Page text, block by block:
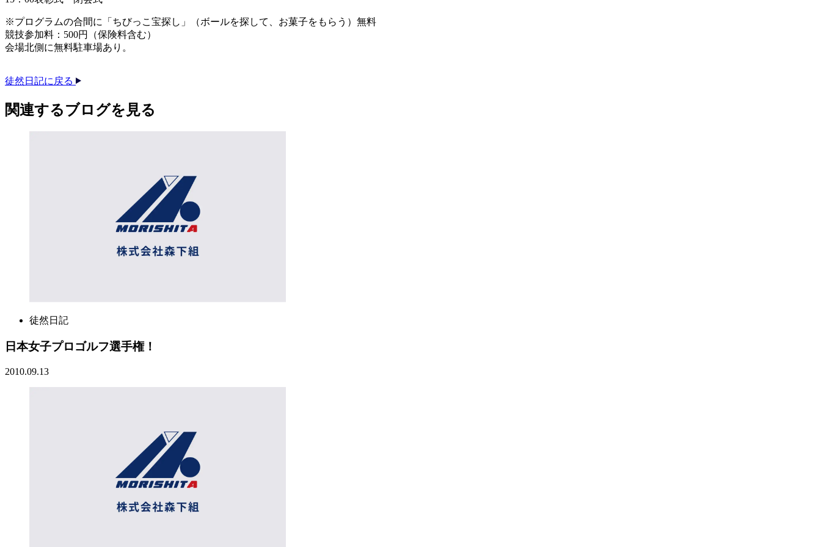
※プログラムの合間に「ちびっこ宝探し」（ボールを探して、お菓子をもらう）無料
競技参加料：500円（保険料含む）
会場北側に無料駐車場あり。
徒然日記に戻る
関連する​ブログを​見る​
徒然日記
日本女子プロゴルフ選手権！
2010.09.13